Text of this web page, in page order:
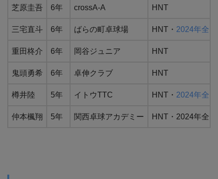
芝原圭吾 6年 crossA-A HNT
三宅直斗 6年 ばらの町卓球場 HNT・ 2024年全
重田柊介 6年 岡谷ジュニア HNT
鬼頭勇希 6年 卓伸クラブ HNT
樽井陸 5年 イトウTTC HNT・ 2024年全
仲本楓翔 5年 関西卓球アカデミー HNT・2024年全